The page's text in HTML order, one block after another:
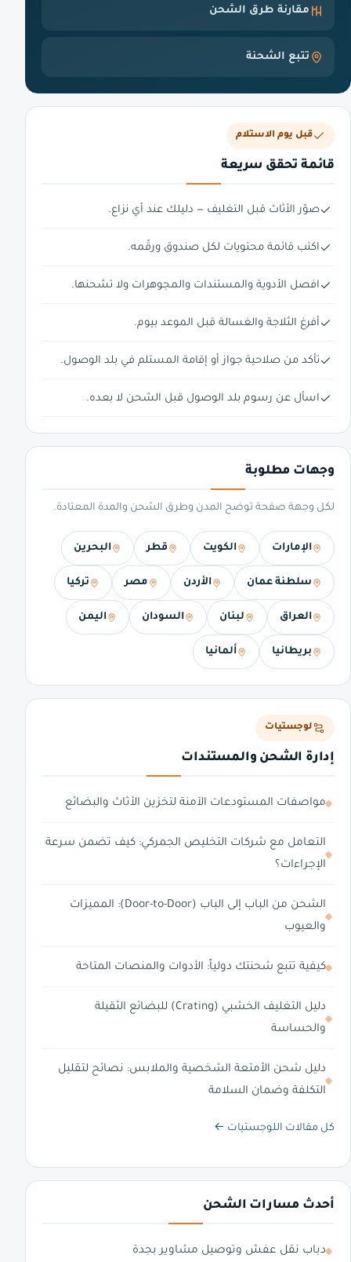
مقارنة طرق الشحن
تتبع الشحنة
قبل يوم الاستلام
قائمة تحقق سريعة
صوّر الأثاث قبل التغليف — دليلك عند أي نزاع.
اكتب قائمة محتويات لكل صندوق ورقّمه.
افصل الأدوية والمستندات والمجوهرات ولا تشحنها.
أفرغ الثلاجة والغسالة قبل الموعد بيوم.
تأكد من صلاحية جواز أو إقامة المستلم في بلد الوصول.
اسأل عن رسوم بلد الوصول قبل الشحن لا بعده.
وجهات مطلوبة
لكل وجهة صفحة توضح المدن وطرق الشحن والمدة المعتادة.
الإمارات الكويت قطر البحرين
سلطنة عمان الأردن مصر تركيا
العراق لبنان السودان اليمن
بريطانيا ألمانيا
لوجستيات
إدارة الشحن والمستندات
مواصفات المستودعات الآمنة لتخزين الأثاث والبضائع
التعامل مع شركات التخليص الجمركي: كيف تضمن سرعة
الإجراءات؟
الشحن من الباب إلى الباب (Door-to-Door): المميزات
والعيوب
كيفية تتبع شحنتك دولياً: الأدوات والمنصات المتاحة
دليل التغليف الخشبي (Crating) للبضائع الثقيلة
والحساسة
دليل شحن الأمتعة الشخصية والملابس: نصائح لتقليل
التكلفة وضمان السلامة
كل مقالات اللوجستيات ←
أحدث مسارات الشحن
دباب نقل عفش وتوصيل مشاوير بجدة